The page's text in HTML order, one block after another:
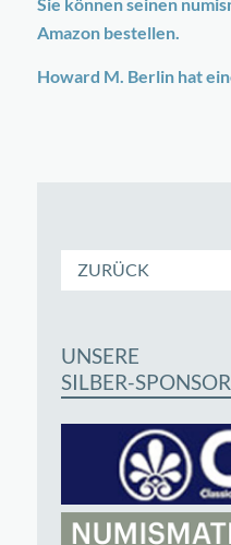
Sie können seinen
Amazon bestellen.
Howard M. Berlin hat
ZURÜCK
UNSERE
SILBER-